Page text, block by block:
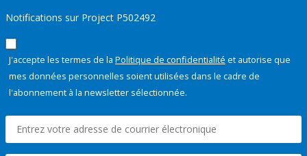
Notifications sur Project P502492
J'accepte les termes de la Politique de confidentialité et autorise que
mes données personnelles soient utilisées dans le cadre de
l'abonnement à la newsletter sélectionnée.